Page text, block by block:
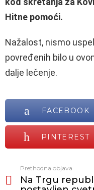
Hitne pomoći.
Nažalost, nismo
povređenih bilo u
dalje lečenje.
FACEBOOK
PINTEREST
još
Prethodna objava
Na Trgu